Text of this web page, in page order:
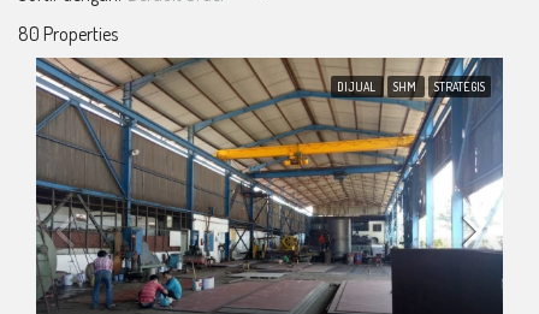
80 Properties
DIJUAL SHM STRATEGIS